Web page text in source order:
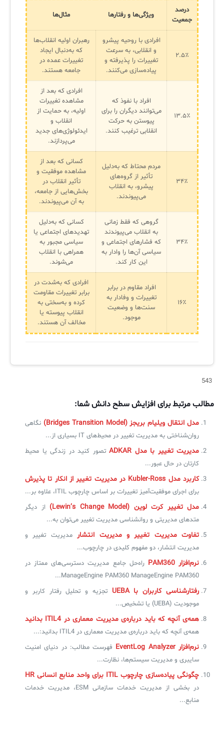
درصد
جمعیت
ویژگی‌ها و رفتارها مثال‌ها
۲.۵٪
افرادی با روحیه پیشرو
و انقلابی، به سرعت
تغییرات را پذیرفته و
پیاده‌سازی می‌کنند.
رهبران اولیه انقلاب‌ها
که به‌دنبال ایجاد
تغییرات عمده در
جامعه هستند.
۱۳.۵٪
افراد با نفوذ که
می‌توانند دیگران را برای
پیوستن به حرکت
انقلابی ترغیب کنند.
افرادی که بعد از
مشاهده تغییرات
اولیه، به حمایت از
انقلاب و
ایدئولوژی‌های جدید
می‌پردازند.
۳۴٪
مردم محتاط که به‌دلیل
تأثیر از گروه‌های
پیشرو، به انقلاب
می‌پیوندند.
کسانی که بعد از
مشاهده موفقیت و
تأثیر انقلاب در
بخش‌هایی از جامعه،
به آن می‌پیوندند.
۳۴٪
گروهی که فقط زمانی
به انقلاب می‌پیوندند
که فشارهای اجتماعی و
سیاسی آن‌ها را وادار به
این کار کند.
کسانی که به‌دلیل
تهدیدهای اجتماعی یا
سیاسی مجبور به
همراهی با انقلاب
می‌شوند.
۱۶٪
افراد مقاوم در برابر
تغییرات و وفادار به
سنت‌ها و وضعیت
موجود.
افرادی که به‌شدت در
برابر تغییرات مقاومت
کرده و به‌سختی به
انقلاب پیوسته یا
مخالف آن هستند.
543
مطالب مرتبط برای افزایش سطح دانش شما:
مدل انتقال ویلیام بریجز (Bridges Transition Model)
نگاهی
روان‌شناختی به مدیریت تغییر در محیط‌های IT بسیاری از...
مدیریت تغییر با مدل ADKAR
تصور کنید در زندگی یا محیط
کارتان در حال عبور...
کاربرد مدل Kubler-Ross در مدیریت تغییر از انکار تا پذیرش
برای اجرای موفقیت‌آمیز تغییرات بر اساس چارچوب ITIL، علاوه بر...
مدل تغییر کرت لوین (Lewin’s Change Model)
از دیگر
متدهای مدیریتی و روانشناسی مدیریت تغییر می‌توان به...
تفاوت مدیریت تغییر و مدیریت انتشار مدیریت تغییر و
مدیریت انتشار، دو مفهوم کلیدی در چارچوب...
نرم‌افزار PAM360
راه‌حل جامع مدیریت دسترسی‌های ممتاز در
ManageEngine PAM360 ManageEngine PAM360...
رفتارشناسی کاربران با UEBA
تجزیه و تحلیل رفتار کاربر و
موجودیت (UEBA) یا تشخیص...
همه‌ی آنچه که باید درباره‌ی مدیریت معماری در ITIL4 بدانید
همه‌ی آنچه که باید درباره‌ی مدیریت معماری در ITIL4 بدانید:...
نرم‌افزار EventLog Analyzer
فهرست مطالب: در دنیای امنیت
سایبری و مدیریت سیستم‌ها، نظارت...
چگونگی پیاده‌سازی چارچوب ITIL‌ برای واحد منابع انسانی HR
در بخشی از مدیریت خدمات سازمانی ESM، مدیریت خدمات
منابع...